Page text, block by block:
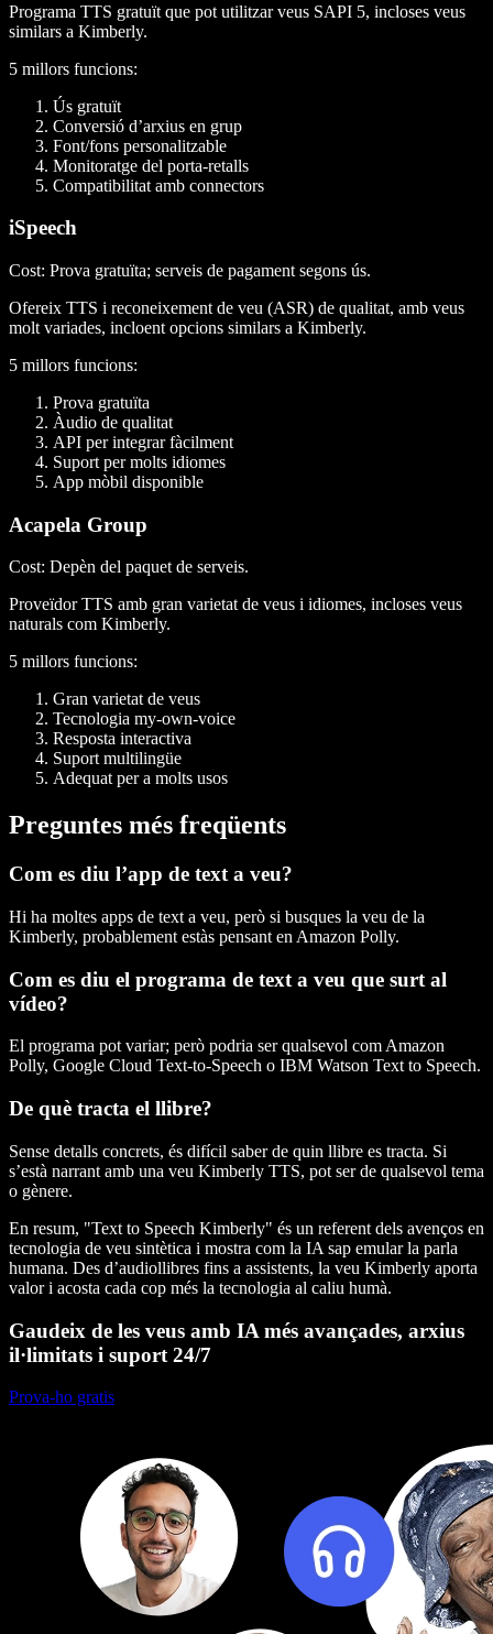
Programa TTS gratuït que pot utilitzar veus SAPI 5, incloses veus
similars a Kimberly.
5 millors funcions:
Ús gratuït
Conversió d’arxius en grup
Font/fons personalitzable
Monitoratge del porta-retalls
Compatibilitat amb connectors
iSpeech
Cost: Prova gratuïta; serveis de pagament segons ús.
Ofereix TTS i reconeixement de veu (ASR) de qualitat, amb veus
molt variades, incloent opcions similars a Kimberly.
5 millors funcions:
Prova gratuïta
Àudio de qualitat
API per integrar fàcilment
Suport per molts idiomes
App mòbil disponible
Acapela Group
Cost: Depèn del paquet de serveis.
Proveïdor TTS amb gran varietat de veus i idiomes, incloses veus
naturals com Kimberly.
5 millors funcions:
Gran varietat de veus
Tecnologia my-own-voice
Resposta interactiva
Suport multilingüe
Adequat per a molts usos
Preguntes més freqüents
Com es diu l’app de text a veu?
Hi ha moltes apps de text a veu, però si busques la veu de la
Kimberly, probablement estàs pensant en Amazon Polly.
Com es diu el programa de text a veu que surt al
vídeo?
El programa pot variar; però podria ser qualsevol com Amazon
Polly, Google Cloud Text-to-Speech o IBM Watson Text to Speech.
De què tracta el llibre?
Sense detalls concrets, és difícil saber de quin llibre es tracta. Si
s’està narrant amb una veu Kimberly TTS, pot ser de qualsevol tema
o gènere.
En resum, "Text to Speech Kimberly" és un referent dels avenços en
tecnologia de veu sintètica i mostra com la IA sap emular la parla
humana. Des d’audiollibres fins a assistents, la veu Kimberly aporta
valor i acosta cada cop més la tecnologia al caliu humà.
Gaudeix de les veus amb IA més avançades, arxius
il·limitats i suport 24/7
Prova-ho gratis